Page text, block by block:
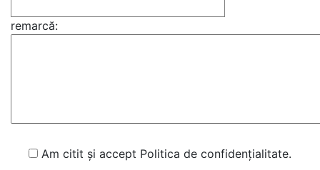
remarcă:
Am citit și accept Politica de confidențialitate.